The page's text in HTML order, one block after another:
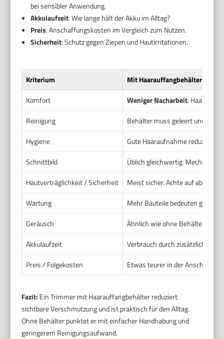
bei sensibler Anwendung.
Akkulaufzeit: Wie lange hält der Akku im Alltag?
Preis: Anschaffungskosten im Vergleich zum Nutzen.
Sicherheit: Schutz gegen Ziepen und Hautirritationen.
Kriterium
Mit Haarauffangbehälter
Komfort
Weniger Nacharbeit. Haare
Reinigung
Behälter muss geleert und
Hygiene
Gute Haaraufnahme reduziert
Schnittbild
Üblich gleichwertig. Mechanik
Hautverträglichkeit / Sicherheit
Meist sicher. Achte auf
Wartung
Mehr Bauteile bedeuten
Geräusch
Ähnlich wie ohne Behälter.
Akkulaufzeit
Verbrauch durch zusätzlichen
Preis / Folgekosten
Etwas teurer in der
Fazit: Ein Trimmer mit Haarauffangbehälter reduziert
sichtbare Verschmutzung und ist praktisch für den Alltag.
Ohne Behälter punktet er mit einfacher Handhabung und
geringerem Reinigungsaufwand.